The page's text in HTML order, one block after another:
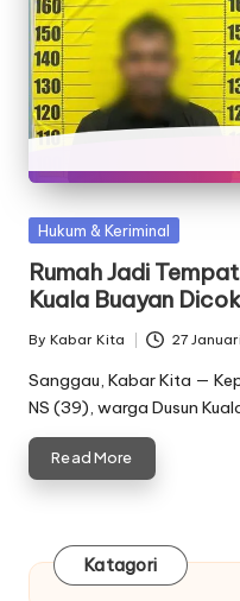
Posted
Hukum & Keriminal
Rumah Jadi
Kuala Buayan
Posted
by
By Kabar Kita 27
Sanggau, Kabar Kita —
NS (39), warga Dusun
Read More
Katagori